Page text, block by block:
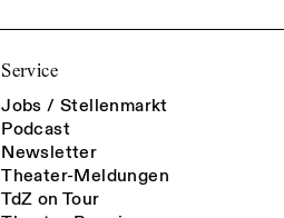
Service
Jobs / Stellenmarkt
Podcast
Newsletter
Theater-Meldungen
TdZ on Tour